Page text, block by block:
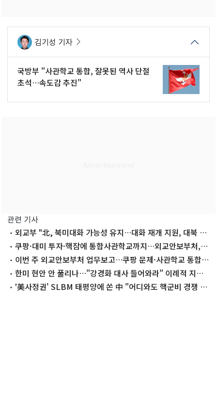
김기성 기자
국방부 "사관학교 통합, 잘못된 역사 단절
초석…속도감 추진"
관련 기사
외교부 "北, 북미대화 가능성 유지…대화 재개 지원, 대북 소
통 채널 확보"
쿠팡·대미 투자·핵잠에 통합사관학교까지…외교안보부처,
오늘 업무보고
이번 주 외교안보부처 업무보고…쿠팡 문제·사관학교 통합
이슈 주목
한미 현안 안 풀리나…"강경화 대사 들어와라" 이례적 지시
배경'美사정권' SLBM 태평양에 쏜 中 "어디와도 핵군비 경쟁 안